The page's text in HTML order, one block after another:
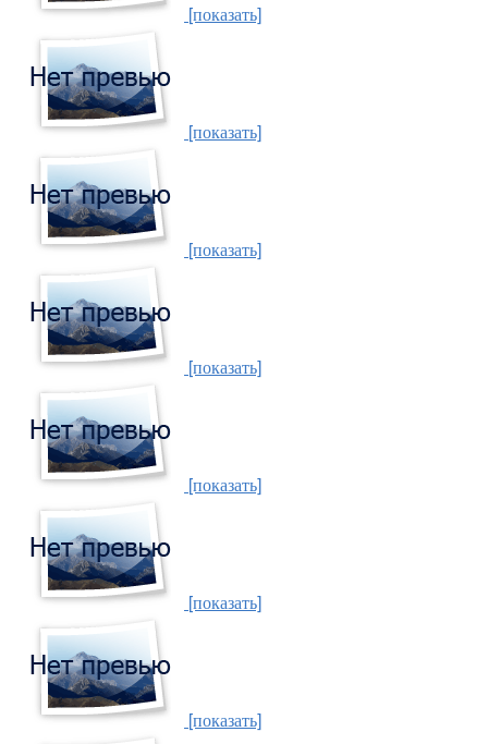
[показать]
[показать]
[показать]
[показать]
[показать]
[показать]
[показать]